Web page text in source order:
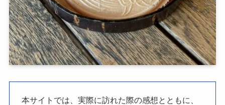
本サイトでは、実際に訪れた際の感想とともに、